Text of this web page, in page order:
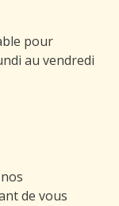
pour
au vendredi
de vous